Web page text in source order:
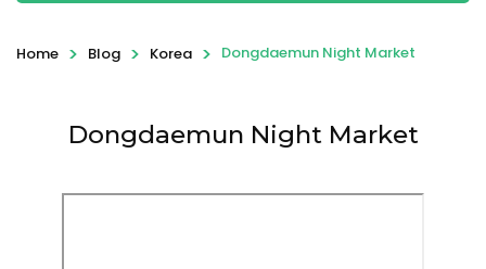
Home > Blog > Korea > Dongdaemun Night Market
Dongdaemun Night Market